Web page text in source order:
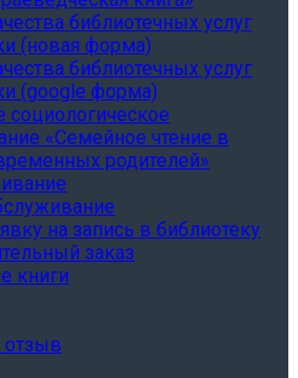
библиотечных услуг
(новая форма)
библиотечных услуг
(google форма)
социологическое
«Семейное чтение в
родителей»
на запись в библиотеку
заказ
книги
отзыв